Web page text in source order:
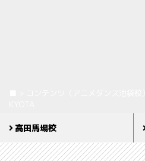
高田馬場校